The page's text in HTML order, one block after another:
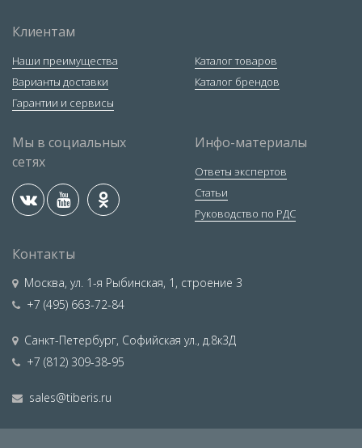
Клиентам
Наши преимущества
Варианты доставки
Гарантии и сервисы
Каталог товаров
Каталог брендов
Мы в социальных
сетях
Инфо-материалы
Ответы экспертов
Статьи
Руководство по РДС
Контакты
Москва, ул. 1-я Рыбинская, 1, строение 3
+7 (495) 663-72-84
Санкт-Петербург, Софийская ул., д.8к3Д
+7 (812) 309-38-95
sales@tiberis.ru